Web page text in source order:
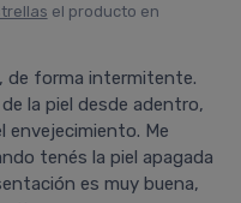
el producto en
de forma intermitente.
la piel desde adentro,
envejecimiento. Me
tenés la piel apagada
es muy buena,